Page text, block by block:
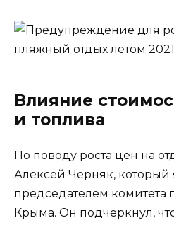
Влияние
и топлива
По поводу роста цен на
Алексей Черняк, который
председателем комитета
Крыма. Он подчеркнул,